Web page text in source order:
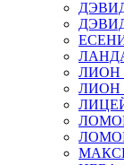
ЛИОН
ЛИОН